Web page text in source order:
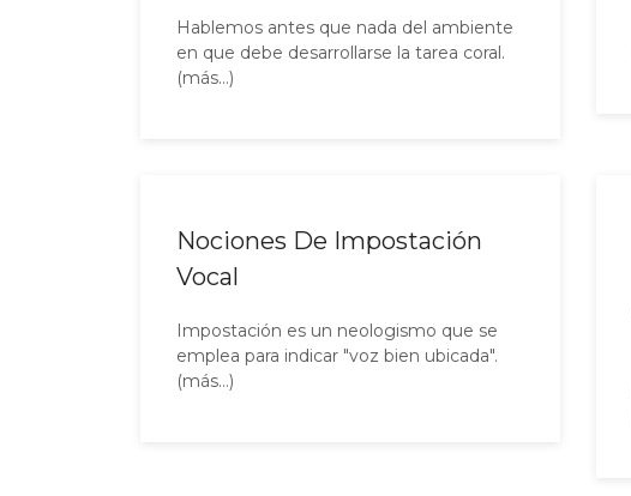
Hablemos antes que nada del ambiente
en que debe desarrollarse la tarea coral.
(más…)
Nociones De Impostación
Vocal
Impostación es un neologismo que se
emplea para indicar "voz bien ubicada".
(más…)